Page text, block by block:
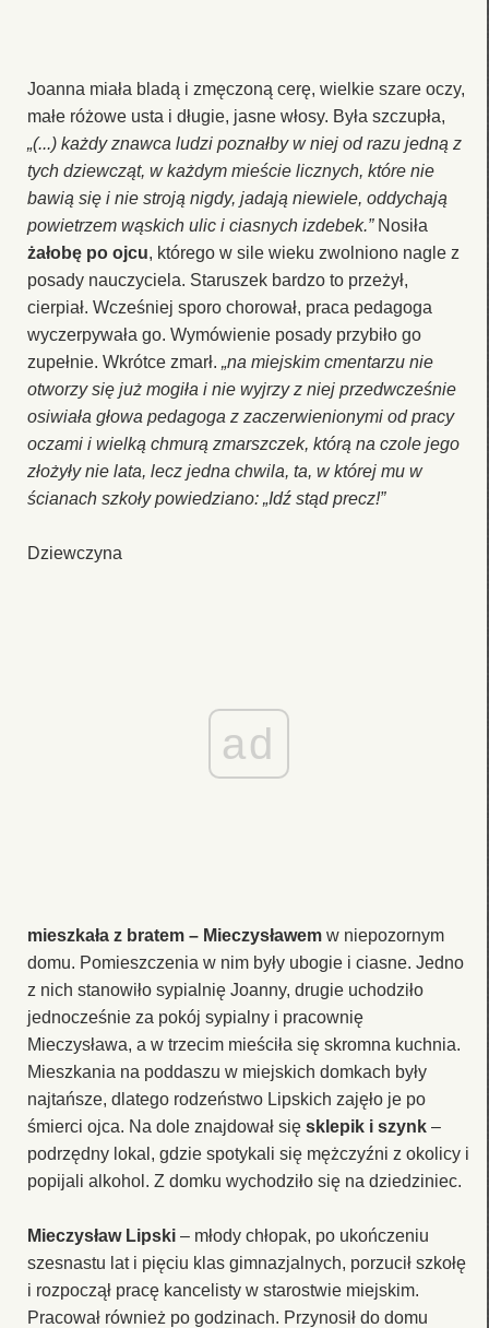
Joanna miała bladą i zmęczoną cerę, wielkie szare oczy,
małe różowe usta i długie, jasne włosy. Była szczupła,
„(...) każdy znawca ludzi poznałby w niej od razu jedną z
tych dziewcząt, w każdym mieście licznych, które nie
bawią się i nie stroją nigdy, jadają niewiele, oddychają
powietrzem wąskich ulic i ciasnych izdebek.”Nosiła
żałobę po ojcu, którego w sile wieku zwolniono nagle z
posady nauczyciela. Staruszek bardzo to przeżył,
cierpiał. Wcześniej sporo chorował, praca pedagoga
wyczerpywała go. Wymówienie posady przybiło go
zupełnie. Wkrótce zmarł. „na miejskim cmentarzu nie
otworzy się już mogiła i nie wyjrzy z niej przedwcześnie
osiwiała głowa pedagoga z zaczerwienionymi od pracy
oczami i wielką chmurą zmarszczek, którą na czole jego
złożyły nie lata, lecz jedna chwila, ta, w której mu w
ścianach szkoły powiedziano: „Idź stąd precz!”
Dziewczyna
ad
mieszkała z bratem – Mieczysławem w niepozornym
domu. Pomieszczenia w nim były ubogie i ciasne. Jedno
z nich stanowiło sypialnię Joanny, drugie uchodziło
jednocześnie za pokój sypialny i pracownię
Mieczysława, a w trzecim mieściła się skromna kuchnia.
Mieszkania na poddaszu w miejskich domkach były
najtańsze, dlatego rodzeństwo Lipskich zajęło je po
śmierci ojca. Na dole znajdował się sklepik i szynk –
podrzędny lokal, gdzie spotykali się mężczyźni z okolicy i
popijali alkohol. Z domku wychodziło się na dziedziniec.
Mieczysław Lipski – młody chłopak, po ukończeniu
szesnastu lat i pięciu klas gimnazjalnych, porzucił szkołę
i rozpoczął pracę kancelisty w starostwie miejskim.
Pracował również po godzinach. Przynosił do domu